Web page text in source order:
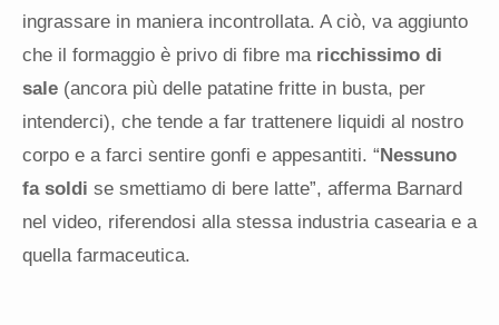
ingrassare in maniera incontrollata. A ciò, va aggiunto
che il formaggio è privo di fibre ma ricchissimo di
sale (ancora più delle patatine fritte in busta, per
intenderci), che tende a far trattenere liquidi al nostro
corpo e a farci sentire gonfi e appesantiti. “Nessuno
fa soldi se smettiamo di bere latte”, afferma Barnard
nel video, riferendosi alla stessa industria casearia e a
quella farmaceutica.